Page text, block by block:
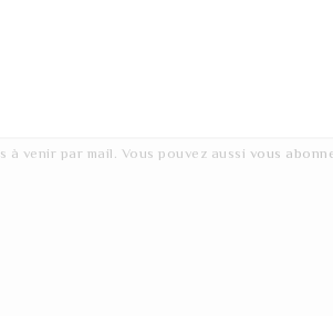
venir par mail. Vous pouvez aussi vous